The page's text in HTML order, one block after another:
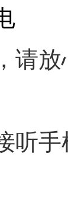
请放
听手